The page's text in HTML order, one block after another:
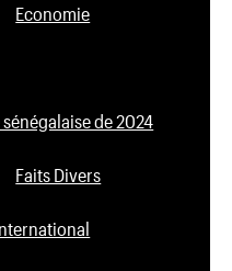
Economie
de 2024
Faits Divers